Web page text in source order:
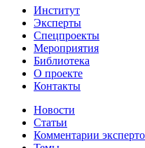
Институт
Эксперты
Спецпроекты
Мероприятия
Библиотека
О проекте
Контакты
Новости
Статьи
Комментарии